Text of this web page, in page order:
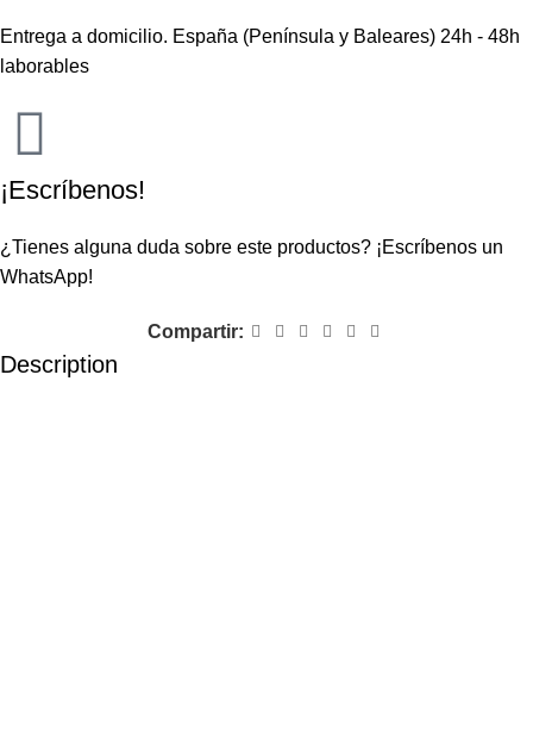
Entrega a domicilio. España (Península y Baleares) 24h - 48h
laborables
¡Escríbenos!
¿Tienes alguna duda sobre este productos? ¡Escríbenos un
WhatsApp!
Compartir:
Description